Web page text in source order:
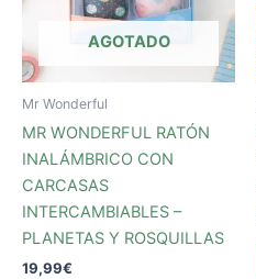
AGOTADO
Mr Wonderful
MR WONDERFUL RATÓN
INALÁMBRICO CON
CARCASAS
INTERCAMBIABLES –
PLANETAS Y ROSQUILLAS
19,99€